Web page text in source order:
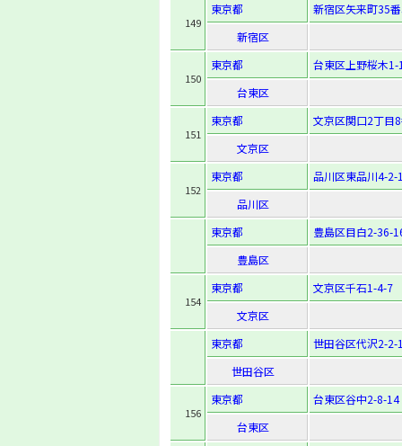
149
東京都
新宿区矢来町35
新宿区
150
東京都
台東区上野桜木1-
台東区
151
東京都
文京区関口2丁目
文京区
152
東京都
品川区東品川4-2-
品川区
東京都
豊島区目白2-36-
豊島区
154
東京都
文京区千石1-4-7
文京区
東京都
世田谷区代沢2-2-
世田谷区
156
東京都
台東区谷中2-8-14
台東区